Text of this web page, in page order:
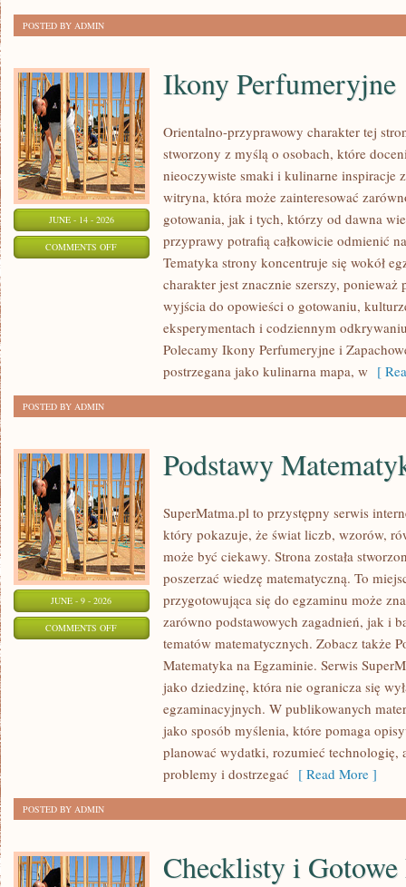
POSTED BY ADMIN
JUNE - 14 - 2026
COMMENTS OFFON
PERFUMERYJNE
Ikony Perfumeryjne
Orientalno-przyprawowy charakter tej
stworzony z myślą o osobach, które
nieoczywiste smaki i kulinarne inspiracje
witryna, która może zainteresować
gotowania, jak i tych, którzy od dawna
przyprawy potrafią całkowicie odmienić
Tematyka strony koncentruje się wokół
charakter jest znacznie szerszy,
wyjścia do opowieści o gotowaniu,
eksperymentach i codziennym
Polecamy Ikony Perfumeryjne i
postrzegana jako kulinarna mapa, w [
POSTED BY ADMIN
JUNE - 9 - 2026
COMMENTS OFFON
PODSTAWY
MATEMATYKI
Podstawy
SuperMatma.pl to przystępny serwis
który pokazuje, że świat liczb, wzorów,
może być ciekawy. Strona została
poszerzać wiedzę matematyczną. To
przygotowująca się do egzaminu może
zarówno podstawowych zagadnień, jak i
tematów matematycznych. Zobacz także
Matematyka na Egzaminie. Serwis
jako dziedzinę, która nie ogranicza się
egzaminacyjnych. W publikowanych
jako sposób myślenia, które pomaga
planować wydatki, rozumieć technologię,
problemy i dostrzegać [ Read More ]
POSTED BY ADMIN
Checklisty i Gotowe